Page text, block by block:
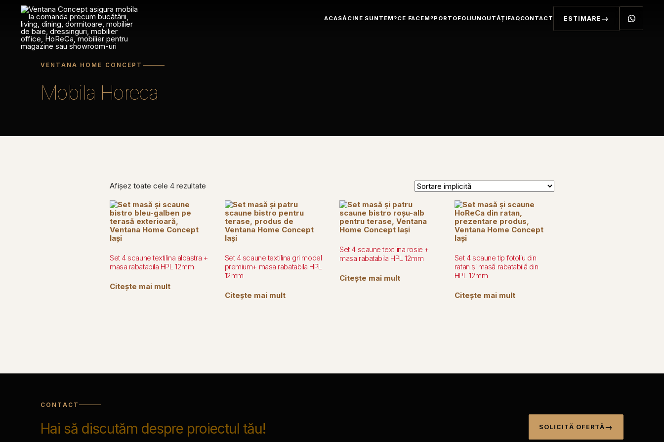
conținut
ACASĂ CINE SUNTEM?CE FACEM?PORTOFOLIU NOUTĂȚIFAQCONTACT ESTIMARE
VENTANA HOME CONCEPT
Mobila Horeca
Afișez toate cele 4 rezultate
Set 4 scaune textilina albastra +
masa rabatabila HPL 12mm
Citește mai mult
Set 4 scaune textilina gri model
premium+ masa rabatabila HPL
12mm
Citește mai mult
Set 4 scaune textilina rosie +
masa rabatabila HPL 12mm
Citește mai mult
Set 4 scaune tip fotoliu din
ratan și masă rabatabilă din
HPL 12mm
Citește mai mult
CONTACT
Hai să discutăm despre proiectul tău! SOLICITĂ OFERTĂ